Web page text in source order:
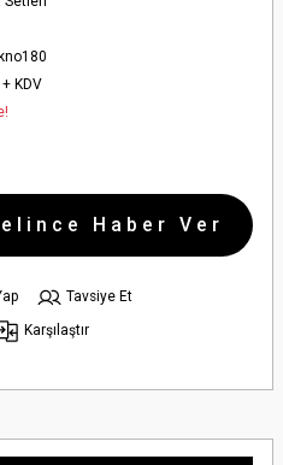
KDV
Haber Ver
Tavsiye Et
Karşılaştır